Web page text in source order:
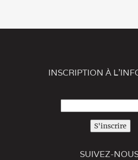
INSCRIPTION À
S'inscrire
SUIVEZ-